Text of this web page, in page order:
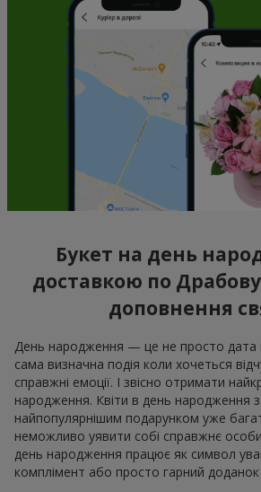
Букет на день
доставкою по
доповнення
День народження — це не просто дата
сама визначна подія коли хочеться
справжні емоції. І звісно отримати
народження. Квіти в день народження
найпопулярнішим подарунком уже
неможливо уявити собі справжнє
день народження працює як символ
комплімент або просто гарний